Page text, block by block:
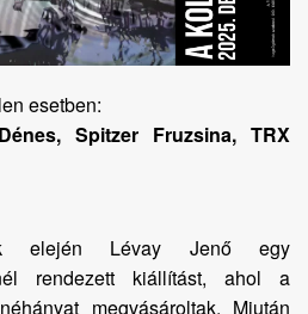
esetben:
Spitzer Fruzsina, TRX
elején Lévay Jenő egy
rendezett kiállítást, ahol a
megvásároltak. Miután